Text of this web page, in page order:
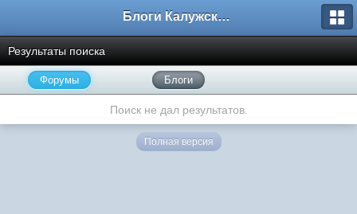
Блоги Калужского перекрестка
Результаты поиска
Форумы Блоги
Поиск не дал результатов.
Полная версия